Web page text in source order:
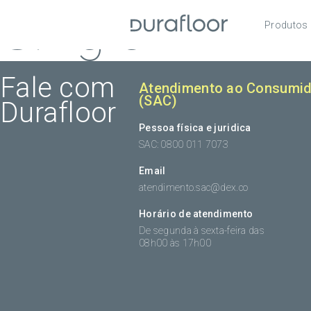
Produtos
Single
Fale com
Durafloor
Atendimento ao
(SAC)
Pessoa física e juridica
SAC: 0800 011 7073
Email
atendimento.sac@dex.co
Horário de atendimento
De segunda à sexta-feira das
08h00 às 17h00